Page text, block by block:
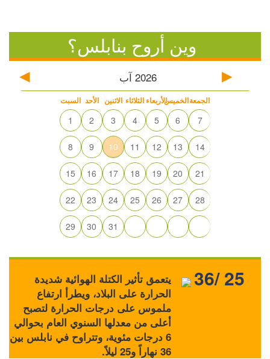
وين أروح بنابلس؟
2026 آب
السبت الأحد الاثنين الثلاثاء الأربعاءالخميسالجمعة
1 2 3 4 5 6 7
8 9 10 11 12 13 14
15 16 17 18 19 20 21
22 23 24 25 26 27 28
29 30 31
يتعمق تأثير الكتلة الهوائية شديدة
الحرارة على البلاد، ويطرأ ارتفاع
ملموس على درجات الحرارة لتصبح
أعلى من معدلها السنوي العام بحوالي
6 درجات مئوية، وتتراوح في نابلس بين
36 نهاراً و25 ليلاً.
36/ 25